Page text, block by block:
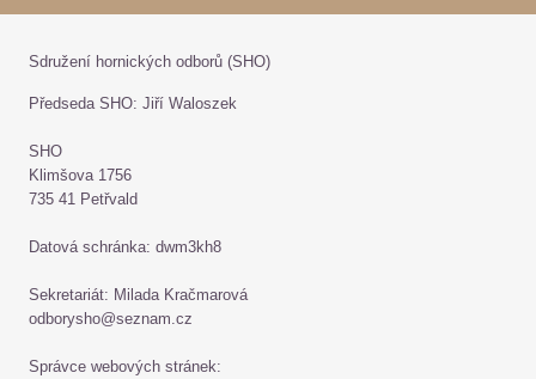
Sdružení hornických odborů (SHO)
Předseda SHO: Jiří Waloszek
SHO
Klimšova 1756
735 41 Petřvald
Datová schránka: dwm3kh8
Sekretariát: Milada Kračmarová
odborysho@seznam.cz
Správce webových stránek: